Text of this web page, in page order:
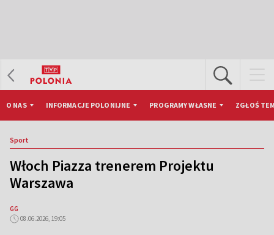
O NAS INFORMACJE POLONIJNE PROGRAMY WŁASNE ZGŁOŚ
Sport
Włoch Piazza trenerem Projektu
Warszawa
GG
08.06.2026, 19:05